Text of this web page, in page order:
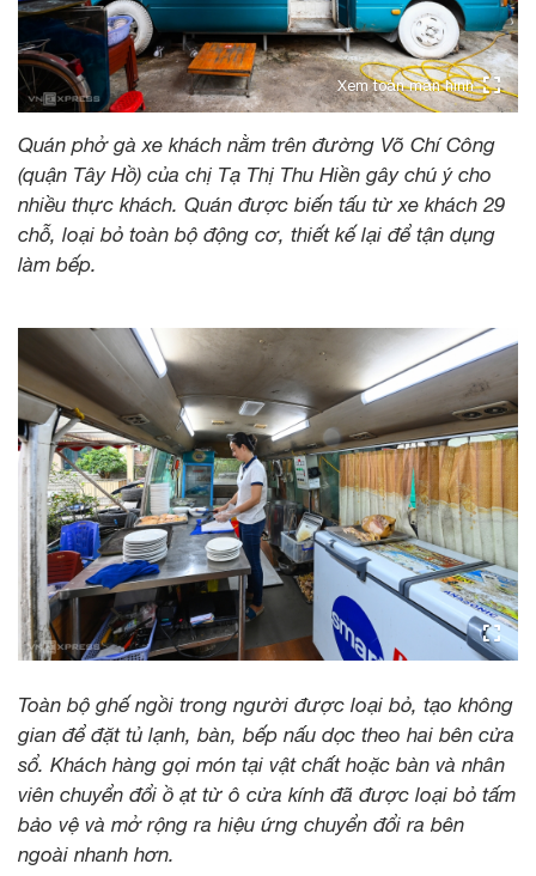
Xem toàn màn hình
Quán phở gà xe khách nằm trên đường Võ Chí Công
(quận Tây Hồ) của chị Tạ Thị Thu Hiền gây chú ý cho
nhiều thực khách. Quán được biến tấu từ xe khách 29
chỗ, loại bỏ toàn bộ động cơ, thiết kế lại để tận dụng
làm bếp.
Toàn bộ ghế ngồi trong người được loại bỏ, tạo không
gian để đặt tủ lạnh, bàn, bếp nấu dọc theo hai bên cửa
sổ. Khách hàng gọi món tại vật chất hoặc bàn và nhân
viên chuyển đổi ồ ạt từ ô cửa kính đã được loại bỏ tấm
bảo vệ và mở rộng ra hiệu ứng chuyển đổi ra bên
ngoài nhanh hơn.